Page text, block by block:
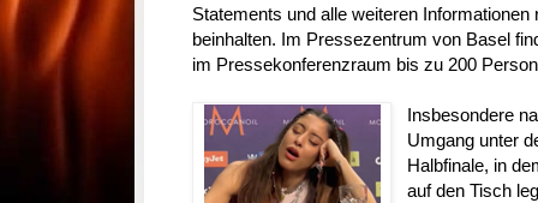
Statements und alle weiteren
beinhalten. Im Pressezentrum von Basel
im Pressekonferenzraum bis zu 200
Insbesondere
Umgang unter
Halbfinale, in
auf den Tisch